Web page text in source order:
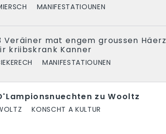
MANIFESTATIOUNEN
Veräiner mat engem groussen Häerz
kriibskrank Kanner
MANIFESTATIOUNEN
zu Wooltz
KONSCHT A KULTUR